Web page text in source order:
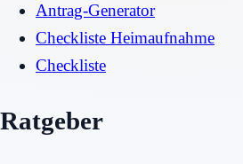
Antrag-Generator
Checkliste Heimaufnahme
Checkliste
Ratgeber